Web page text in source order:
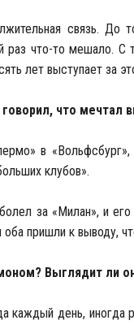
связь. До
раз что-то мешало.
лет выступает за
что мечтал
в
клубов».
за «Милан», и
пришли к выводу,
Выглядит ли
каждый день, иногда